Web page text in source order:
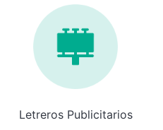
Letreros Publicitarios